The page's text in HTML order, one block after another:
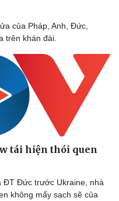
của Pháp, Anh, Đức,
trên khán đài.
tái hiện thói quen
ĐT Đức trước Ukraine, nhà
không mấy sạch sẽ của